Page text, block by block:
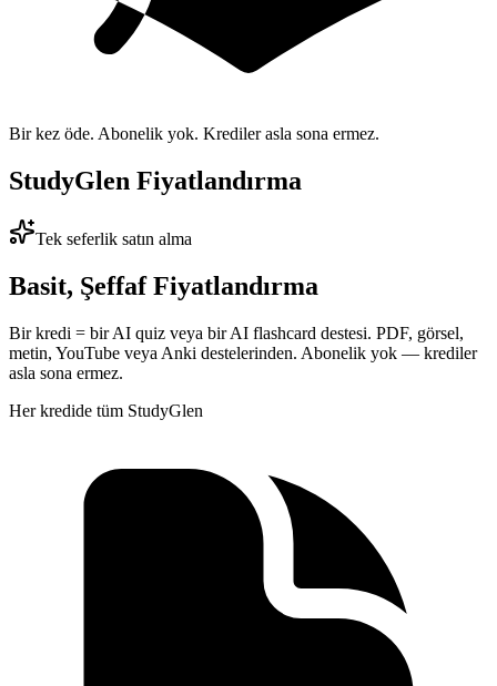
Bir kez öde. Abonelik yok. Krediler asla sona ermez.
StudyGlen Fiyatlandırma
Tek seferlik satın alma
Basit, Şeffaf Fiyatlandırma
Bir kredi = bir AI quiz veya bir AI flashcard destesi. PDF, görsel,
metin, YouTube veya Anki destelerinden. Abonelik yok — krediler
asla sona ermez.
Her kredide tüm StudyGlen